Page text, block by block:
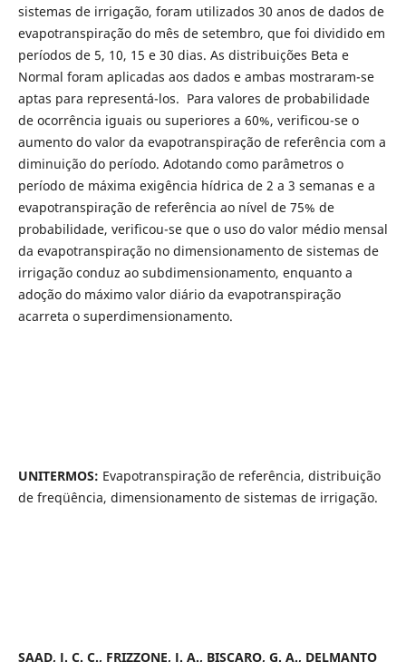
sistemas de irrigação, foram utilizados 30 anos de dados de
evapotranspiração do mês de setembro, que foi dividido em
períodos de 5, 10, 15 e 30 dias. As distribuições Beta e
Normal foram aplicadas aos dados e ambas mostraram-se
aptas para representá-los. Para valores de probabilidade
de ocorrência iguais ou superiores a 60%, verificou-se o
aumento do valor da evapotranspiração de referência com a
diminuição do período. Adotando como parâmetros o
período de máxima exigência hídrica de 2 a 3 semanas e a
evapotranspiração de referência ao nível de 75% de
probabilidade, verificou-se que o uso do valor médio mensal
da evapotranspiração no dimensionamento de sistemas de
irrigação conduz ao subdimensionamento, enquanto a
adoção do máximo valor diário da evapotranspiração
acarreta o superdimensionamento.
UNITERMOS: Evapotranspiração de referência, distribuição
de freqüência, dimensionamento de sistemas de irrigação.
SAAD, J. C. C., FRIZZONE, J. A., BISCARO, G. A., DELMANTO